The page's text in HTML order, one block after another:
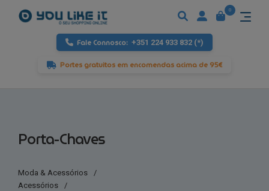
Fale Connosco: +351 224 933 832 (*)
Portes gratuitos em encomendas acima de 95€
0
Porta-Chaves
Moda & Acessórios
/
Acessórios
/